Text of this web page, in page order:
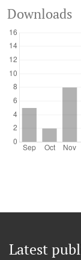
Downloads
Latest